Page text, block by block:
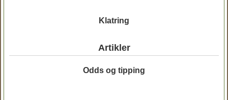
Klatring
Artikler
Odds og tipping